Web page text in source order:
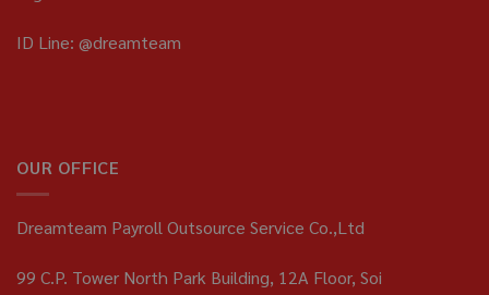
ID Line: @dreamteam
OUR OFFICE
Dreamteam Payroll Outsource Service Co.,Ltd
99 C.P. Tower North Park Building, 12A Floor, Soi